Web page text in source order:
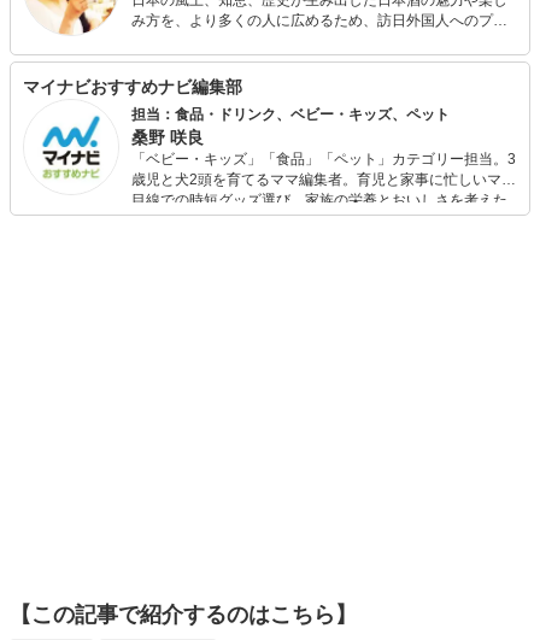
み方を、より多くの人に広めるため、訪日外国人へのプラ
るセミナーやイベントの企画を行っている。 外国人のプラ
イベート日本酒体験では、これまでに30か国以上から400
人余りをお迎えしている。 日々の生活でも、カンパイは日
本酒、スキンケアは日本酒と酒粕で、そして朝晩の甘酒を
欠かさない。
マイナビおすすめナビ編集部
担当：食品・ドリンク、ベビー・キッズ、ペット
桑野 咲良
「ベビー・キッズ」「食品」「ペット」カテゴリー担当。3
歳児と犬2頭を育てるママ編集者。育児と家事に忙しいママ
目線での時短グッズ選び、家族の栄養とおいしさを考えた
食品選び、束の間のリラックスタイムを楽しむためのスイ
【この記事で紹介するのはこちら】